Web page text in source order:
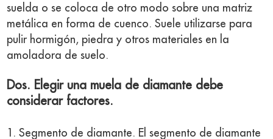
suelda o se coloca de otro modo sobre una matriz
metálica en forma de cuenco. Suele utilizarse para
pulir hormigón, piedra y otros materiales en la
amoladora de suelo.
Dos. Elegir una muela de diamante debe
considerar factores.
1. Segmento de diamante. El segmento de diamante